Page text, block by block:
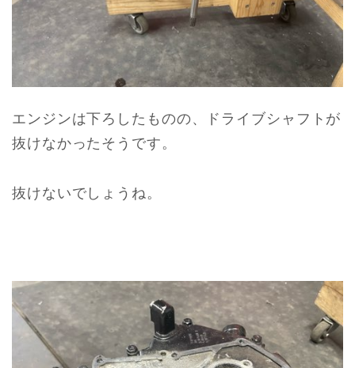
エンジンは下ろしたものの、ドライブシャフトが
抜けなかったそうです。
抜けないでしょうね。